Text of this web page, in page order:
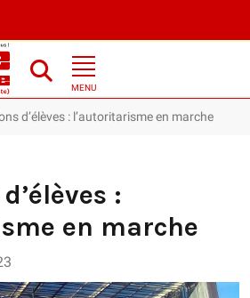
MENU
d’élèves : l’autoritarisme en marche
:
en marche